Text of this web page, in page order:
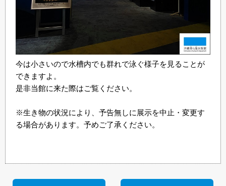
今は小さいので水槽内でも群れで泳ぐ様子を見ることが
できますよ。
是非当館に来た際はご覧ください。
※生き物の状況により、予告無しに展示を中止・変更す
る場合があります。予めご了承ください。